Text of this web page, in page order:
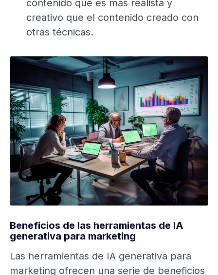
contenido que es más realista y
creativo que el contenido creado con
otras técnicas.
Beneficios de las herramientas de IA
generativa para marketing
Las herramientas de IA generativa para
marketing ofrecen una serie de beneficios